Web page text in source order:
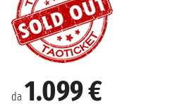
da 1.099 €